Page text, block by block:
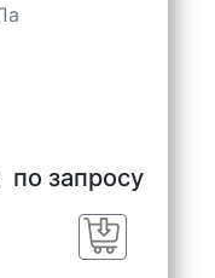
по запросу
Заказать